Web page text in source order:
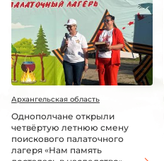
Архангельская область
Однополчане открыли
четвёртую летнюю смену
поискового палаточного
лагеря «Нам память